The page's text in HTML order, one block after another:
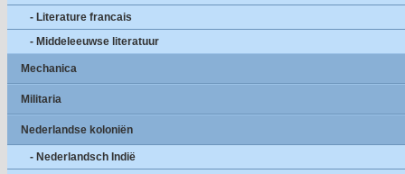
- Literature francais
- Middeleeuwse literatuur
Mechanica
Militaria
Nederlandse koloniën
- Nederlandsch Indië